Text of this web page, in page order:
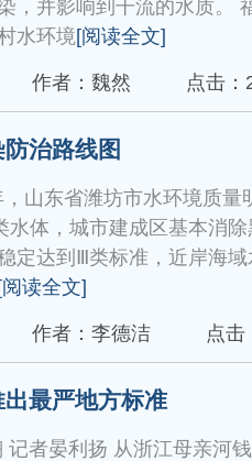
，并影响到干流的水质。
水环境[阅读全文]
作者：魏然 点击：
治路线图
山东省潍坊市水环境质量
水体，城市建成区基本消
定达到Ⅲ类标准，近岸海
[阅读全文]
作者：李德洁 点击
最严地方标准
记者晏利扬 从浙江母亲河